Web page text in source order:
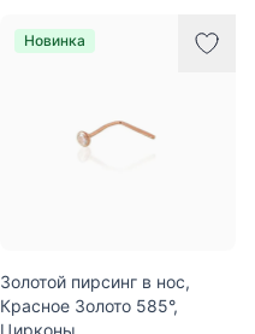
Новинка
Золотой пирсинг в нос,
Красное Золото 585°,
Цирконы